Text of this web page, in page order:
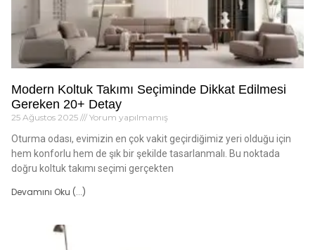
Modern Koltuk Takımı Seçiminde Dikkat Edilmesi
Gereken 20+ Detay
25 Ağustos 2025 Yorum yapılmamış
Oturma odası, evimizin en çok vakit geçirdiğimiz yeri olduğu için
hem konforlu hem de şık bir şekilde tasarlanmalı. Bu noktada
doğru koltuk takımı seçimi gerçekten
Devamını Oku (...)